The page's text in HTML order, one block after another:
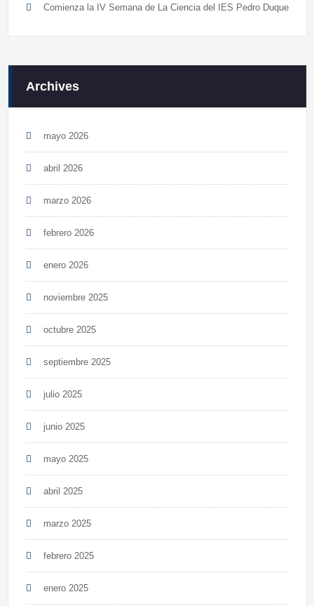
Comienza la IV Semana de La Ciencia del IES Pedro Duque
Archives
mayo 2026
abril 2026
marzo 2026
febrero 2026
enero 2026
noviembre 2025
octubre 2025
septiembre 2025
julio 2025
junio 2025
mayo 2025
abril 2025
marzo 2025
febrero 2025
enero 2025